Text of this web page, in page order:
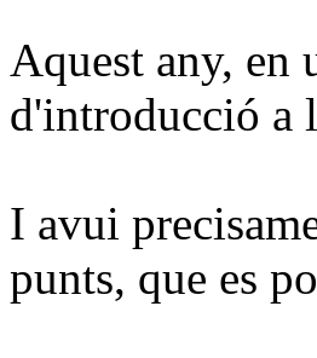
Aquest any, en
d'introducció a
I avui
punts, que es